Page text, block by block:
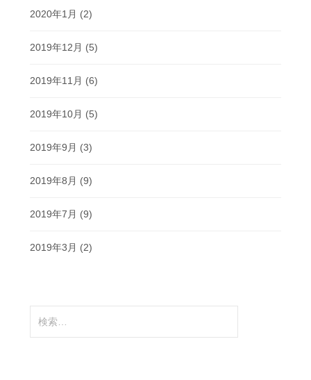
2020年1月 (2)
2019年12月 (5)
2019年11月 (6)
2019年10月 (5)
2019年9月 (3)
2019年8月 (9)
2019年7月 (9)
2019年3月 (2)
索: